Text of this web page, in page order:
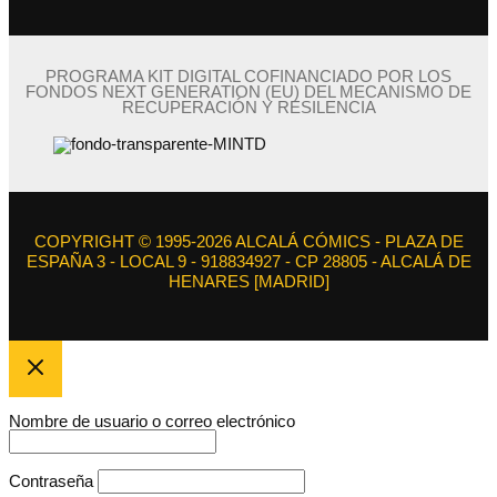
PROGRAMA KIT DIGITAL COFINANCIADO POR LOS
FONDOS NEXT GENERATION (EU) DEL MECANISMO DE
RECUPERACIÓN Y RESILENCIA
COPYRIGHT © 1995-2026 ALCALÁ CÓMICS - PLAZA DE
ESPAÑA 3 - LOCAL 9 - 918834927 - CP 28805 - ALCALÁ DE
HENARES [MADRID]
Nombre de usuario o correo electrónico
Contraseña